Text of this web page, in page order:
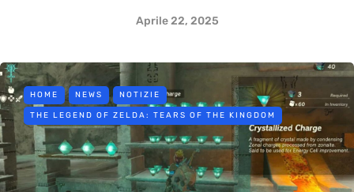
Aprile 22, 2025
HOME NEWS NOTIZIE
THE LEGEND OF ZELDA: TEARS OF THE KINGDOM